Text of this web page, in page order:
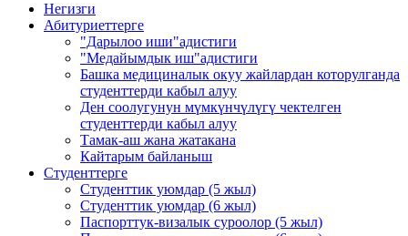
Негизги
Абитуриеттерге
"Дарылоо иши"адистиги
"Медайымдык иш"адистиги
Башка медициналык окуу жайлардан которулганда
студенттерди кабыл алуу
Ден соолугунун мүмкүнчүлүгү чектелген
студенттерди кабыл алуу
Тамак-аш жана жатакана
Кайтарым байланыш
Студенттерге
Студенттик уюмдар (5 жыл)
Студенттик уюмдар (6 жыл)
Паспорттук-визалык суроолор (5 жыл)